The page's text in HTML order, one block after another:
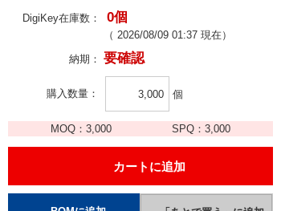
DigiKey在庫数： 0個
（ 2026/08/09 01:37 現在）
納期： 要確認
購入数量 個
MOQ： 3,000 SPQ：3,000